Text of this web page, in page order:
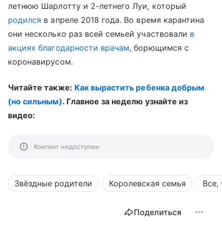
летнюю Шарлотту и 2-летнего Луи, который
родился в апреле 2018 года. Во время карантина
они несколько раз всей семьей участвовали в
акциях благодарности врачам, борющимся с
коронавирусом.
Читайте также: Как вырастить ребенка добрым
(но сильным). Главное за неделю узнайте из
видео:
Контент недоступен
Звёздные родители Королевская семья Все,
Поделиться